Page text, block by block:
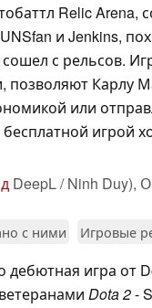
Relic Arena,
и Jenkins,
с рельсов.
позволяют Карлу
или
бесплатной игрой
DeepL / Ninh Duy),
с ними Игровые
дебютная игра от
Dota 2-